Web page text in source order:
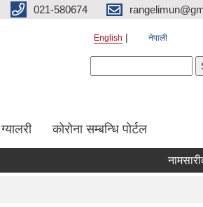
021-580674
English नेपाली
ग्यालरी कोरोना सम्बन्धि पोर्टल
नामसारीको